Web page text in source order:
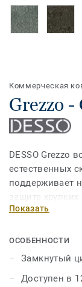
Коммерческая
Grezzo -
DESSO Grezzo
естественных
поддерживает
защите
Прочное,
естественное
крупных
узор, в
издалека
Показать
ОСОБЕННОСТИ
Замкнутый
Доступен в